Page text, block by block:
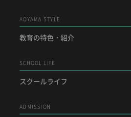
AOYAMA STYLE
教育の特色・紹介
SCHOOL LIFE
スクールライフ
ADMISSION